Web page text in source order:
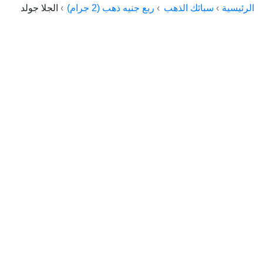
الرئيسية سبائك الذهب ربع جنيه ذهب (2 جرام) الجلا جولد